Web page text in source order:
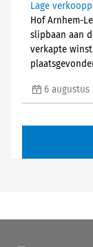
Lage
Hof Arnhem-
slipbaan aan
verkapte
6 augustus